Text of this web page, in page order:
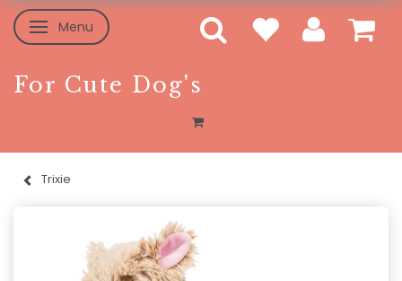
Skifte navigation
Menu
For Cute Dog's
Trixie